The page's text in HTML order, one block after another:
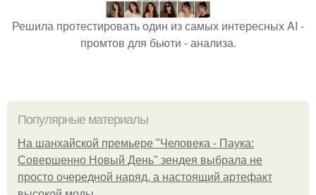
Решила протестировать один из самых интересных AI -
промтов для бьюти - анализа.
Популярные материалы
На шанхайской премьере "Человека - Паука:
Совершенно Новый День" зендея выбрала не
просто очередной наряд, а настоящий артефакт